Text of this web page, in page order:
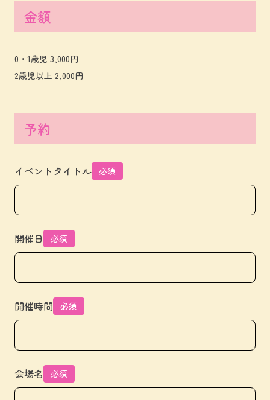
金額
0・1歳児 3,000円
2歳児以上 2,000円
予約
イベントタイトル 必須
開催日 必須
開催時間 必須
会場名 必須